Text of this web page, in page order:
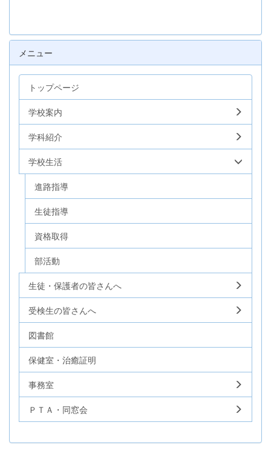
メニュー
トップページ
学校案内
学科紹介
学校生活
進路指導
生徒指導
資格取得
部活動
生徒・保護者の皆さんへ
受検生の皆さんへ
図書館
保健室・治癒証明
事務室
ＰＴＡ・同窓会